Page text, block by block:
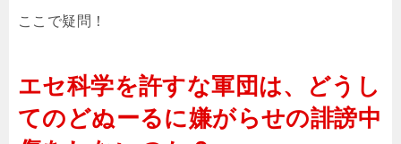
ここで疑問！
エセ科学を許すな軍団は、どうし
てのどぬーるに嫌がらせの誹謗中